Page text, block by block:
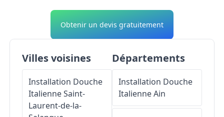
Obtenir un devis gratuitement
Villes voisines
Installation Douche
ItalienneSaint-
Laurent-de-la-
Départements
Installation Douche
ItalienneAin